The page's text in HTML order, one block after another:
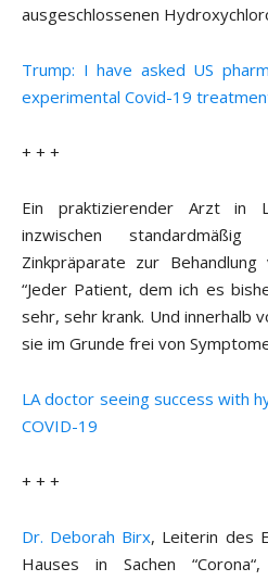
ausgeschlossenen
Trump: I have asked US
experimental Covid-19
+ + +
Ein praktizierender Arzt in
inzwischen standardmäßig
Zinkpräparate zur Behandlung
“Jeder Patient, dem ich es
sehr, sehr krank. Und innerhalb
sie im Grunde frei von
LA doctor seeing success with
COVID-19
+ + +
Dr. Deborah Birx, Leiterin des
Hauses in Sachen